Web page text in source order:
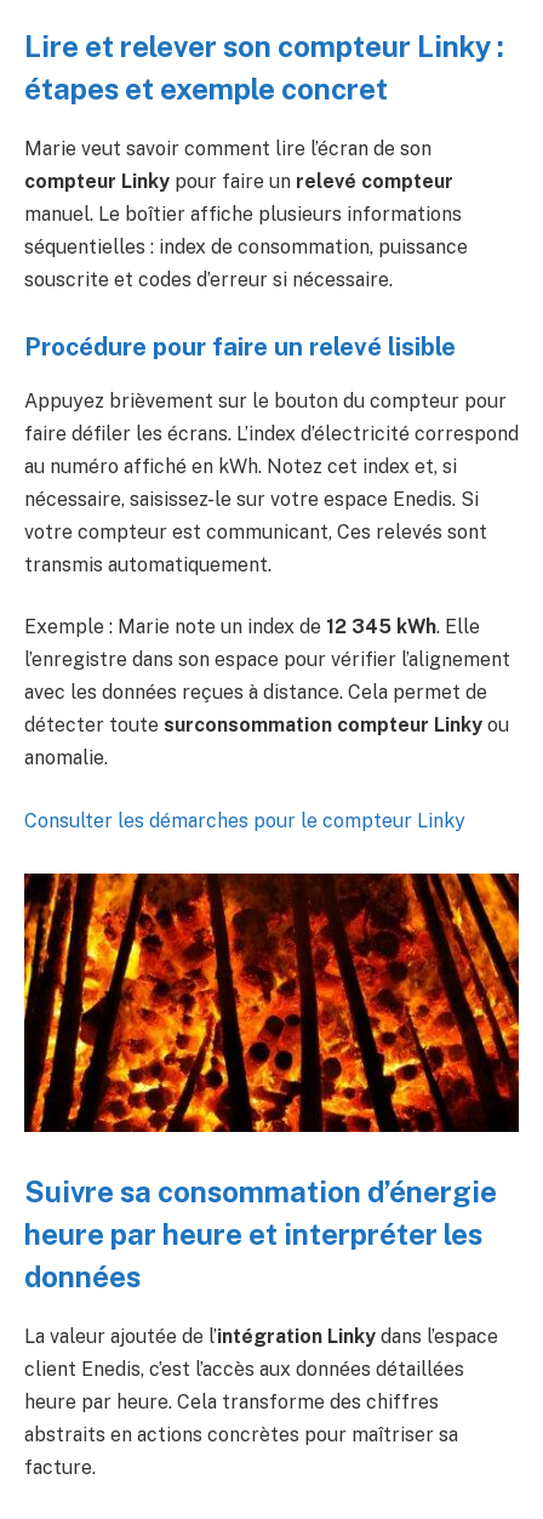
Lire et relever son compteur Linky :
étapes et exemple concret
Marie veut savoir comment lire l’écran de son
compteur Linky pour faire un relevé compteur
manuel. Le boîtier affiche plusieurs informations
séquentielles : index de consommation, puissance
souscrite et codes d’erreur si nécessaire.
Procédure pour faire un relevé lisible
Appuyez brièvement sur le bouton du compteur pour
faire défiler les écrans. L’index d’électricité correspond
au numéro affiché en kWh. Notez cet index et, si
nécessaire, saisissez-le sur votre espace Enedis. Si
votre compteur est communicant, Ces relevés sont
transmis automatiquement.
Exemple : Marie note un index de 12 345 kWh. Elle
l’enregistre dans son espace pour vérifier l’alignement
avec les données reçues à distance. Cela permet de
détecter toute surconsommation compteur Linky ou
anomalie.
Consulter les démarches pour le compteur Linky
Suivre sa consommation d’énergie
heure par heure et interpréter les
données
La valeur ajoutée de l’intégration Linky dans l’espace
client Enedis, c’est l’accès aux données détaillées
heure par heure. Cela transforme des chiffres
abstraits en actions concrètes pour maîtriser sa
facture.